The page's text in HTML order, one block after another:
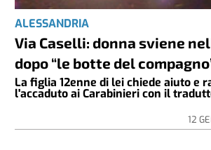
ALESSANDRIA
Via Caselli: donna sviene
dopo “le botte del
La figlia 12enne di lei chiede aiuto e
l'accaduto ai Carabinieri con il
12